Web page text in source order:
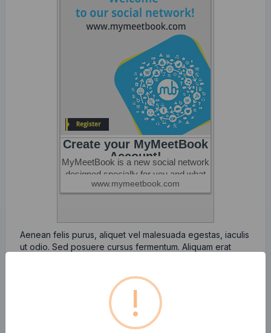
Aenean felis purus, aliquet vel malesuada egestas, iaculis
ut odio. Sed posuere cursus fermentum. Aliquam erat
!